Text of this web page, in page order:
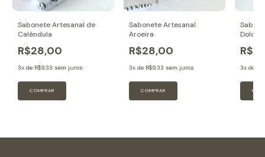
Sabonete Artesanal de
Calêndula
R$28,00
3x de R$9,33 sem juros
Sabonete Artesanal
Aroeira
R$28,00
3x de R$9,33 sem juros 3x de